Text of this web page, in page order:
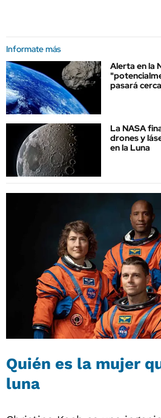
Informate más
Alerta en la
pasará
La NASA
drones y
en la Luna
Quién es la mujer
luna